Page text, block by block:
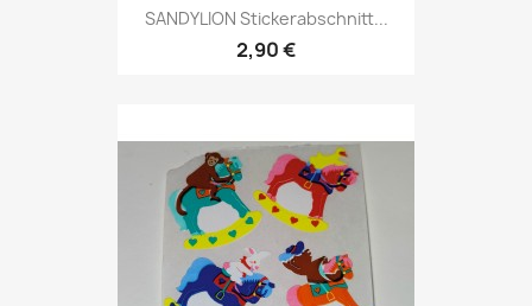
SANDYLION Stickerabschnitt...
2,90 €